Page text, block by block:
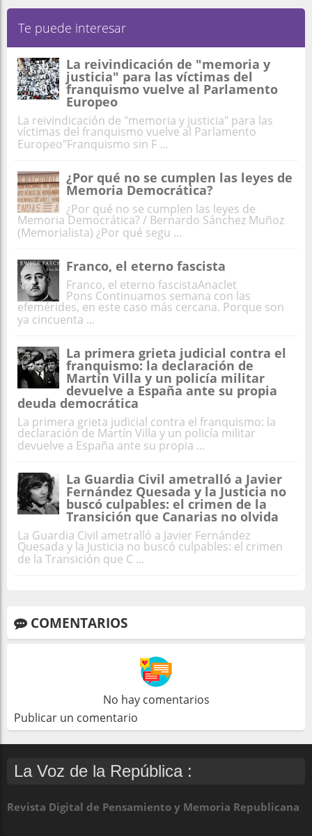
Te puede interesar
La reivindicación de "memoria y
justicia" para las víctimas del
franquismo vuelve al Parlamento
Europeo
La reivindicación de "memoria y justicia" para las
víctimas del franquismo vuelve al Parlamento
Europeo"Franquismo sin F ...
¿Por qué no se cumplen las leyes de
Memoria Democrática?
¿Por qué no se cumplen las leyes de
Memoria Democrática? / Bernardo Sánchez Muñoz
(Memorialista) ¿Por qué segu ...
Franco, el eterno fascista
Franco, el eterno fascistaAnaclet
Pons Continuamos semana con las
efemérides, en este caso más cercana. Porque son
ya cincuenta ...
La primera grieta judicial contra el
franquismo: la declaración de
Martín Villa y un policía militar
devuelve a España ante su propia
deuda democrática
La primera grieta judicial contra el franquismo: la
declaración de Martín Villa y un policía militar
devuelve a España ante su propia ...
La Guardia Civil ametralló a Javier
Fernández Quesada y la Justicia no
buscó culpables: el crimen de la
Transición que Canarias no olvida
La Guardia Civil ametralló a Javier Fernández
Quesada y la Justicia no buscó culpables: el crimen
de la Transición que C ...
COMENTARIOS
No hay comentarios
Publicar un comentario
La Voz de la República :
Revista Digital de Pensamiento y Memoria Republicana